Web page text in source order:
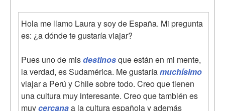
Hola me llamo Laura y soy de España. Mi pregunta
es: ¿a dónde te gustaría viajar?
Pues uno de misdestinosque están en mi mente,
la verdad, es Sudamérica. Me gustaríamuchísimo
viajar a Perú y Chile sobre todo. Creo que tienen
una cultura muy interesante. Creo que también es
muycercanaa la cultura española y además